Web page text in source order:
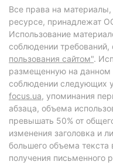
Все права на
ресурсе, принадлежат
Использование
соблюдении требований,
пользования сайтом".
размещенную на данном
соблюдении следующих
focus.ua, упоминания
абзаца, объема
превышать 50% от
изменения заголовка и
большего объема
получения письменного